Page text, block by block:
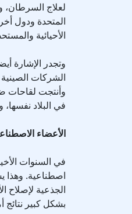
المتحدة ودول
الأحيائية
وتجدر الإشارة
في البلاد
الأعضاء
في السنوات
اصطناعية. وهذا
الجذعية لإصلاح
بشكل كبير